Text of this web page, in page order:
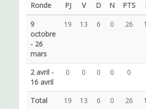
Ronde PJ V D N PTS
9
octobre
- 26
mars
19 13 6 0 26
2 avril -
16 avril
0 0 0 0 0
Total 19 13 6 0 26